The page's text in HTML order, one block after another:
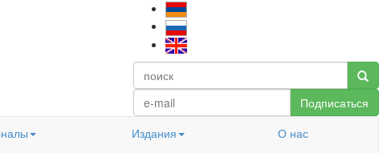
Подписаться
Издания О нас